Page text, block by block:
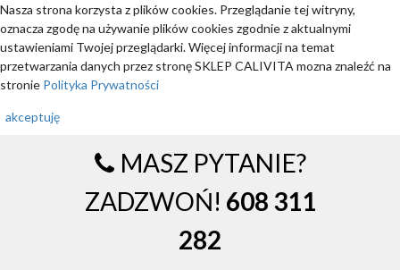
Nasza strona korzysta z plików cookies. Przeglądanie tej witryny,
oznacza zgodę na używanie plików cookies zgodnie z aktualnymi
ustawieniami Twojej przeglądarki. Więcej informacji na temat
przetwarzania danych przez stronę SKLEP CALIVITA mozna znaleźć na
stronie Polityka Prywatności
akceptuję
MASZ PYTANIE?
ZADZWOŃ! 608 311
282